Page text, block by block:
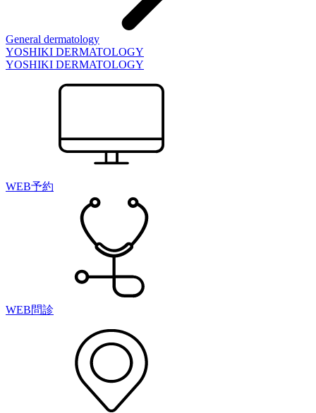
General dermatology
YOSHIKI DERMATOLOGY
YOSHIKI DERMATOLOGY
WEB予約
WEB問診